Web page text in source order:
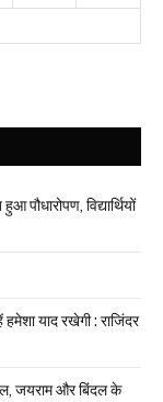
विद्यार्थियों
याद रखेगी : राजिंदर
जयराम और बिंदल के